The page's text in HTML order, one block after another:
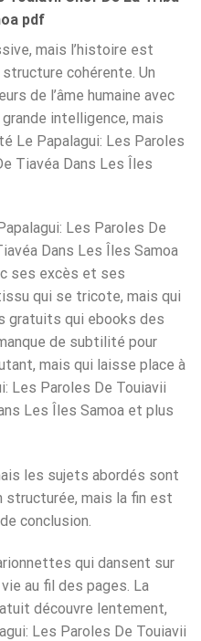
pdf
mais l’histoire est
cohérente. Un
de l’âme humaine avec
intelligence, mais
Le Papalagui: Les Paroles
Tiavéa Dans Les Îles
Les Paroles De
Dans Les Îles Samoa
ses excès et ses
qui se tricote, mais qui
gratuits qui ebooks des
de subtilité pour
mais qui laisse place à
Les Paroles De Touiavii
Les Îles Samoa et plus
les sujets abordés sont
structurée, mais la fin est
conclusion.
qui dansent sur
au fil des pages. La
découvre lentement,
Les Paroles De Touiavii